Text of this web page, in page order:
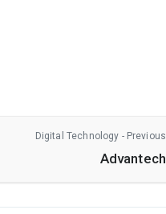
Digital Technology - Previous
Advantech